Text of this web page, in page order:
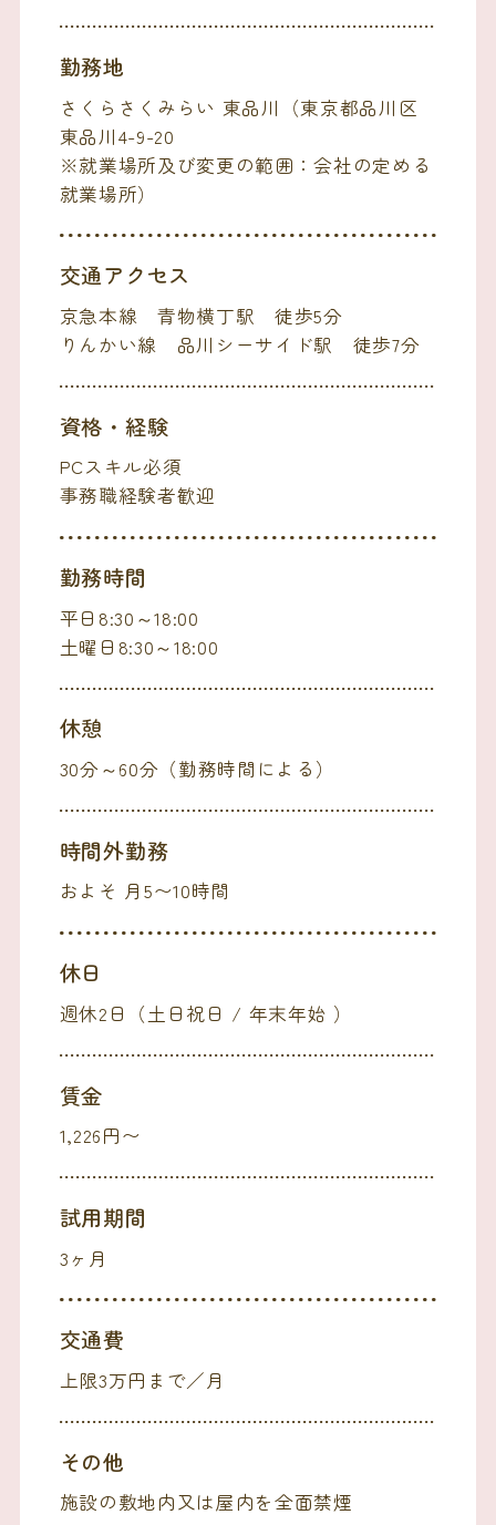
勤務地
さくらさくみらい 東品川（東京都品川区
東品川4-9-20
※就業場所及び変更の範囲：会社の定める
就業場所）
交通アクセス
京急本線 青物横丁駅 徒歩5分
りんかい線 品川シーサイド駅 徒歩7分
資格・経験
PCスキル必須
事務職経験者歓迎
勤務時間
平日8:30～18:00
土曜日8:30～18:00
休憩
30分～60分（勤務時間による）
時間外勤務
およそ 月5〜10時間
休日
週休2日（土日祝日 / 年末年始 ）
賃金
1,226円〜
試用期間
3ヶ月
交通費
上限3万円まで／月
その他
施設の敷地内又は屋内を全面禁煙